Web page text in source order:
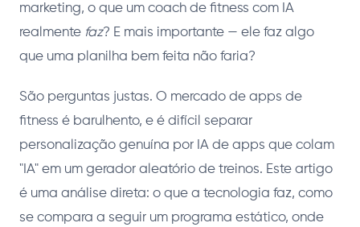
marketing, o que um coach de fitness com IA
realmente faz? E mais importante — ele faz algo
que uma planilha bem feita não faria?
São perguntas justas. O mercado de apps de
fitness é barulhento, e é difícil separar
personalização genuína por IA de apps que colam
"IA" em um gerador aleatório de treinos. Este artigo
é uma análise direta: o que a tecnologia faz, como
se compara a seguir um programa estático, onde